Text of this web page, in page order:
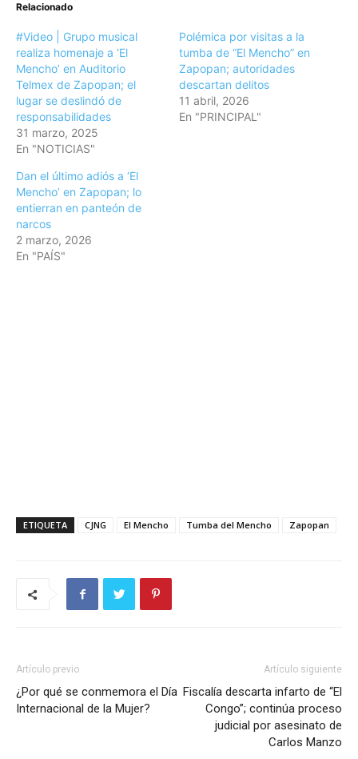
Relacionado
#Video | Grupo musical
realiza homenaje a ‘El
Mencho’ en Auditorio
Telmex de Zapopan; el
lugar se deslindó de
responsabilidades
31 marzo, 2025
En "NOTICIAS"
Polémica por visitas a la
tumba de “El Mencho” en
Zapopan; autoridades
descartan delitos
11 abril, 2026
En "PRINCIPAL"
Dan el último adiós a ‘El
Mencho’ en Zapopan; lo
entierran en panteón de
narcos
2 marzo, 2026
En "PAÍS"
ETIQUETA CJNG El Mencho Tumba del Mencho Zapopan
Artículo previo
¿Por qué se conmemora el Día
Internacional de la Mujer?
Artículo siguiente
Fiscalía descarta infarto de “El
Congo”; continúa proceso
judicial por asesinato de
Carlos Manzo